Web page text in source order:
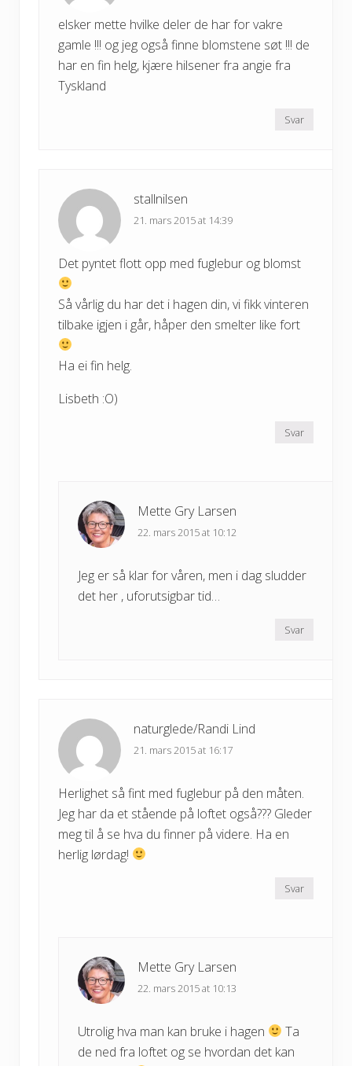
elsker mette hvilke deler de har for vakre
gamle !!! og jeg også finne blomstene søt !!! de
har en fin helg, kjære hilsener fra angie fra
Tyskland
Svar
stallnilsen
21. mars 2015 at 14:39
Det pyntet flott opp med fuglebur og blomst
Så vårlig du har det i hagen din, vi fikk vinteren
tilbake igjen i går, håper den smelter like fort
Ha ei fin helg.
Lisbeth :O)
Svar
Mette Gry Larsen
22. mars 2015 at 10:12
Jeg er så klar for våren, men i dag sludder
det her , uforutsigbar tid…
Svar
naturglede/Randi Lind
21. mars 2015 at 16:17
Herlighet så fint med fuglebur på den måten.
Jeg har da et stående på loftet også??? Gleder
meg til å se hva du finner på videre. Ha en
herlig lørdag!
Svar
Mette Gry Larsen
22. mars 2015 at 10:13
Utrolig hva man kan bruke i hagen
Ta
de ned fra loftet og se hvordan det kan